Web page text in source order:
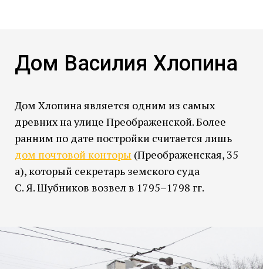
Дом Василия Хлопина
Дом Хлопина является одним из самых
древних на улице Преображенской. Более
ранним по дате постройки считается лишь
дом почтовой конторы (Преображенская, 35
а), который секретарь земского суда
С. Я. Шубников возвел в 1795–1798 гг.